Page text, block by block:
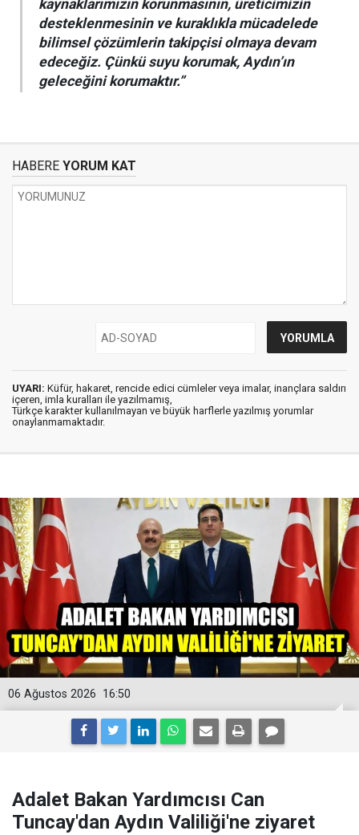
kaynaklarımızın korunmasının, üreticimizin
desteklenmesinin ve kuraklıkla mücadelede
bilimsel çözümlerin takipçisi olmaya devam
edeceğiz. Çünkü suyu korumak, Aydın’ın
geleceğini korumaktır.”
HABERE YORUM KAT
UYARI: Küfür, hakaret, rencide edici cümleler veya imalar, inançlara saldırı
içeren, imla kuralları ile yazılmamış,
Türkçe karakter kullanılmayan ve büyük harflerle yazılmış yorumlar
onaylanmamaktadır.
16:50
06 Ağustos 2026
Adalet Bakan Yardımcısı Can
Tuncay'dan Aydın Valiliği'ne ziyaret